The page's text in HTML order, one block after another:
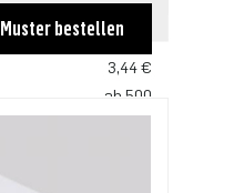
ab 100
3,44 €
ab 500
Muster bestellen